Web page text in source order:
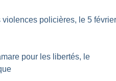
violences policières, le 5
pour les libertés, le